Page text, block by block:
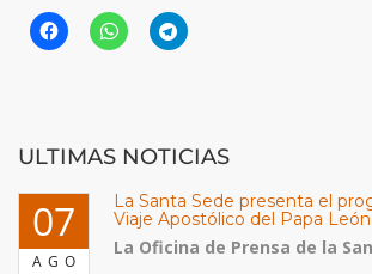
ULTIMAS NOTICIAS
07
AGO
La Santa Sede presenta el
Viaje Apostólico del Papa León
La Oficina de Prensa de la